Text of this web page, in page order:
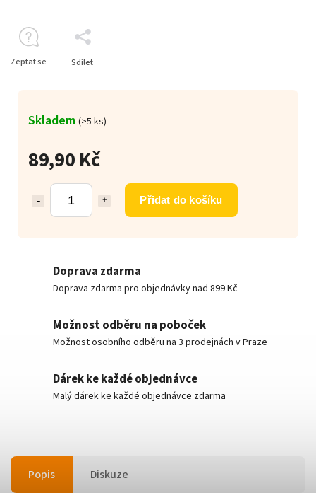
89,90 Kč
Přidat do košíku
Skladem (>5 ks)
Zeptat se Sdílet
Doprava zdarma
Doprava zdarma pro objednávky nad 899 Kč
Možnost odběru na poboček
Možnost osobního odběru na 3 prodejnách v Praze
Dárek ke každé objednávce
Malý dárek ke každé objednávce zdarma
Popis Diskuze